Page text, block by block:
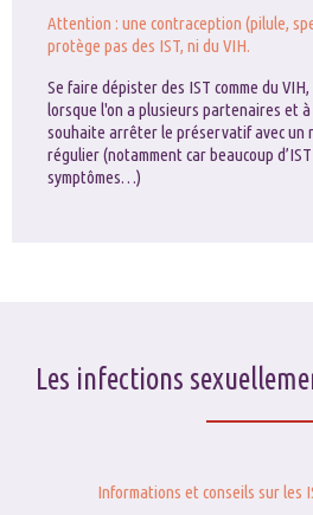
Attention : une contraception (pilule,
protège pas des IST, ni du VIH.
Se faire dépister des IST comme du
lorsque l'on a plusieurs partenaires et à
souhaite arrêter le préservatif avec un
régulier (notamment car beaucoup
symptômes…)
Les infections
Informations et conseils sur les